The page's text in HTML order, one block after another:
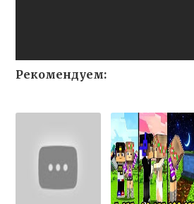
Рекомендуем: